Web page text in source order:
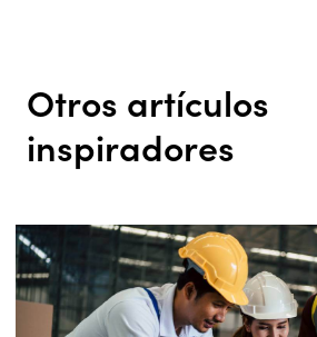
Otros artículos
inspiradores